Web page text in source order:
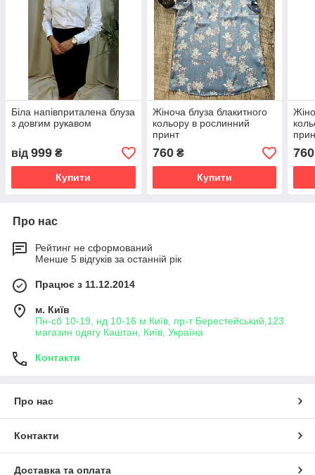
Біла напівприталена блуза
з довгим рукавом
від 999 ₴
Купити
Жіноча блуза блакитного
кольору в рослинний
принт
760₴
Купити
760
Про нас
Рейтинг не сформований
Менше 5 відгуків за останній рік
Працює з 11.12.2014
м. Київ
Пн-сб 10-19, нд 10-16 м.Київ, пр-т Берестейський,123
магазин одягу Каштан, Київ, Україна
Контакти
Про нас
Контакти
Доставка та оплата